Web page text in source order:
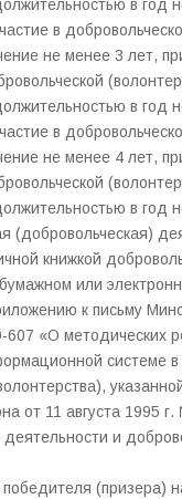
в год
в
не менее 3 лет,
в год
в
не менее 4 лет,
в год
(добровольческая)
книжкой
или
к письму
«О методических
системе
от 11 августа 1995
деятельности и
(призера)